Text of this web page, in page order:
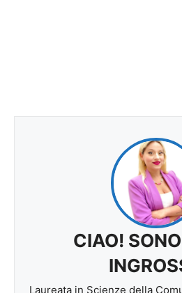
CIAO!
Laureata in Scienze della